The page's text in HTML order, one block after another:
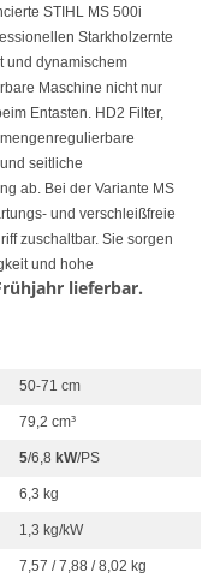
STIHL MS 500i
Starkholzernte
und dynamischem
Maschine nicht nur
Entasten. HD2 Filter,
seitliche
ab. Bei der Variante MS
und verschleißfreie
zuschaltbar. Sie sorgen
und hohe
lieferbar.
50-71 cm
79,2 cm³
5/6,8 kW/PS
6,3 kg
1,3 kg/kW
7,57 / 7,88 / 8,02 kg